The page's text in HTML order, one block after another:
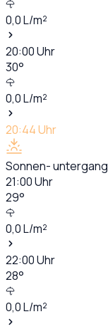
0,0L/m²
20:00Uhr
30°
0,0L/m²
20:44Uhr
Sonnen- untergang
21:00Uhr
29°
0,0L/m²
22:00Uhr
28°
0,0L/m²